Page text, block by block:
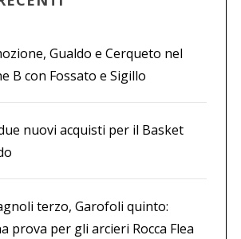
Gualdo e Cerqueto nel
B con Fossato e Sigillo
nuovi acquisti per il Basket
terzo, Garofoli quinto:
prova per gli arcieri Rocca Flea